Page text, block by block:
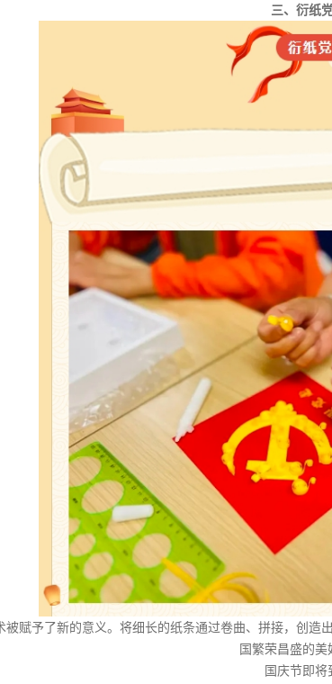
三、衍纸
赋予了新的意义。将细长的纸条通过卷曲、拼接，创
国繁荣昌盛的美
国庆节即将